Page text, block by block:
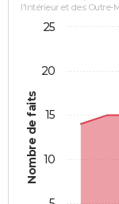
Nombre de faits
l'Intérieur et des Outre-
10
15
20
25